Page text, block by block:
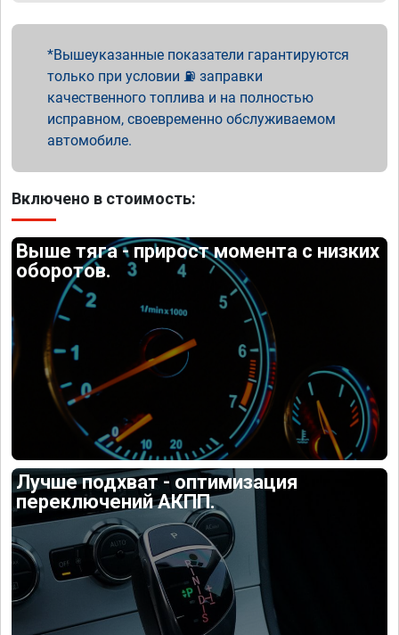
Вышеуказанные показатели гарантируются
только при условии ⛽ заправки
качественного топлива и на полностью
исправном, своевременно обслуживаемом
автомобиле.
Включено в стоимость:
Выше тяга - прирост момента с низких
оборотов.
Лучше подхват - оптимизация
переключений АКПП.